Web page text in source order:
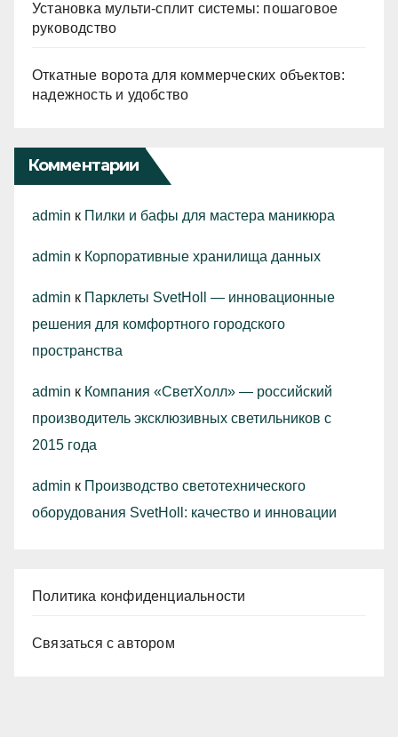
Установка мульти-сплит системы: пошаговое
руководство
Откатные ворота для коммерческих объектов:
надежность и удобство
Комментарии
admin к Пилки и бафы для мастера маникюра
admin к Корпоративные хранилища данных
admin к Парклеты SvetHoll — инновационные
решения для комфортного городского
пространства
admin к Компания «СветХолл» — российский
производитель эксклюзивных светильников с
2015 года
admin к Производство светотехнического
оборудования SvetHoll: качество и инновации
Политика конфиденциальности
Связаться с автором